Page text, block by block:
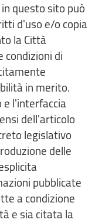
questo sito può
d'uso e/o copia
la Città
di
in merito.
e l'interfaccia
dell'articolo
legislativo
delle
pubblicate
a condizione
e sia citata la